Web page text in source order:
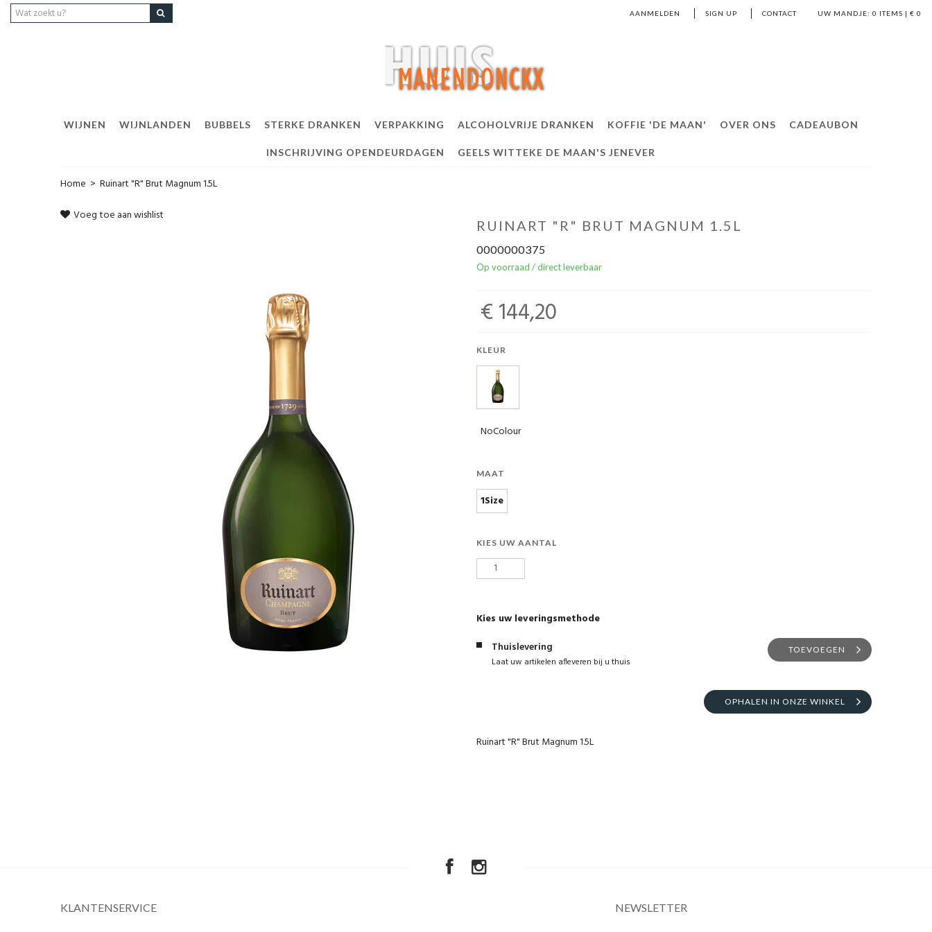
UW MANDJE: 0 ITEMS | € 0
AANMELDEN SIGN UP CONTACT
WIJNEN WIJNLANDEN BUBBELS STERKE DRANKEN VERPAKKING ALCOHOLVRIJE DRANKEN KOFFIE 'DE MAAN' OVER ONS CADEAUBON
INSCHRIJVING OPENDEURDAGEN GEELS WITTEKE DE MAAN'S JENEVER
Home > Ruinart "R" Brut Magnum 1.5L
Voeg toe aan wishlist
RUINART "R" BRUT MAGNUM 1.5L
0000000375
Op voorraad / direct leverbaar
€ 144,20
KLEUR
NoColour
MAAT
1Size
KIES UW AANTAL
Kies uw leveringsmethode
Thuislevering
Laat uw artikelen afleveren bij u thuis
TOEVOEGEN
OPHALEN IN ONZE WINKEL
Ruinart "R" Brut Magnum 1.5L
KLANTENSERVICE NEWSLETTER